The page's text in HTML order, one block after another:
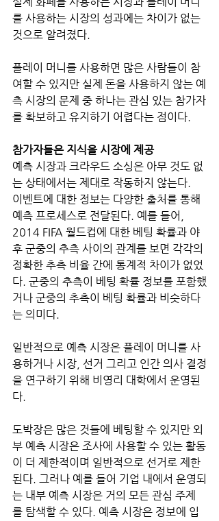
를 사용하는 시장의 성과에는 차이가 없는
것으로 알려졌다.
플레이 머니를 사용하면 많은 사람들이 참
여할 수 있지만 실제 돈을 사용하지 않는 예
측 시장의 문제 중 하나는 관심 있는 참가자
를 확보하고 유지하기 어렵다는 점이다.
참가자들은 지식을 시장에 제공
예측 시장과 크라우드 소싱은 아무 것도 없
는 상태에서는 제대로 작동하지 않는다.
이벤트에 대한 정보는 다양한 출처를 통해
예측 프로세스로 전달된다. 예를 들어,
2014 FIFA 월드컵에 대한 베팅 확률과 야
후 군중의 추측 사이의 관계를 보면 각각의
정확한 추측 비율 간에 통계적 차이가 없었
다. 군중의 추측이 베팅 확률 정보를 포함했
거나 군중의 추측이 베팅 확률과 비슷하다
는 의미다.
일반적으로 예측 시장은 플레이 머니를 사
용하거나 시장, 선거 그리고 인간 의사 결정
을 연구하기 위해 비영리 대학에서 운영된
다.
도박장은 많은 것들에 베팅할 수 있지만 외
부 예측 시장은 조사에 사용할 수 있는 활동
이 더 제한적이며 일반적으로 선거로 제한
된다. 그러나 예를 들어 기업 내에서 운영되
는 내부 예측 시장은 거의 모든 관심 주제
를 탐색할 수 있다. 예측 시장은 정보에 입